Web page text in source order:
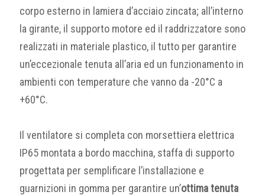
corpo esterno in lamiera d’acciaio zincata; all’interno
la girante, il supporto motore ed il raddrizzatore sono
realizzati in materiale plastico, il tutto per garantire
un’eccezionale tenuta all’aria ed un funzionamento in
ambienti con temperature che vanno da -20°C a
+60°C.
Il ventilatore si completa con morsettiera elettrica
IP65 montata a bordo macchina, staffa di supporto
progettata per semplificare l’installazione e
guarnizioni in gomma per garantire un’ottima tenuta